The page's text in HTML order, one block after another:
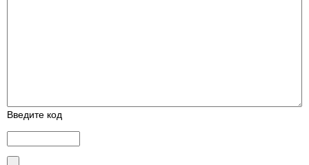
Введите код